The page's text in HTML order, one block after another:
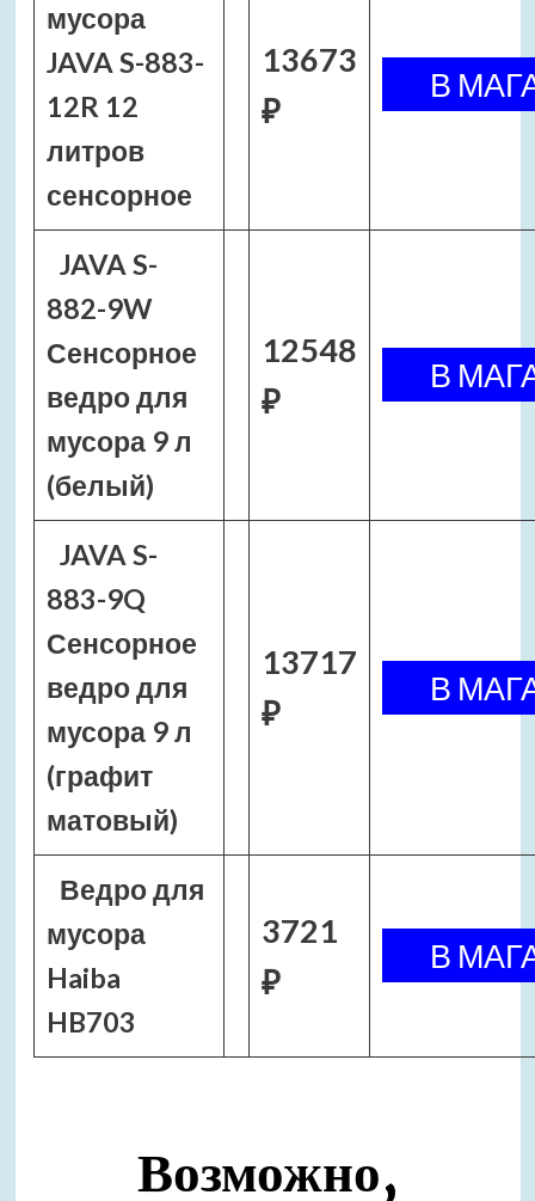
мусора
JAVA S-883-
12R 12
литров
сенсорное
13673
₽
JAVA S-
882-9W
Сенсорное
ведро для
мусора 9 л
(белый)
12548
₽
JAVA S-
883-9Q
Сенсорное
ведро для
мусора 9 л
(графит
матовый)
13717
₽
Ведро для
мусора
Haiba
HB703
3721
₽
Возможно,